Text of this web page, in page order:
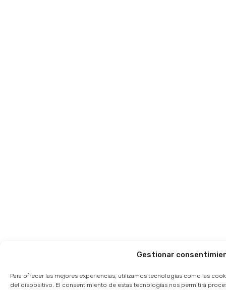
Gestionar
Para ofrecer las mejores experiencias, utilizamos tecnologías como las
del dispositivo. El consentimiento de estas tecnologías nos permitirá